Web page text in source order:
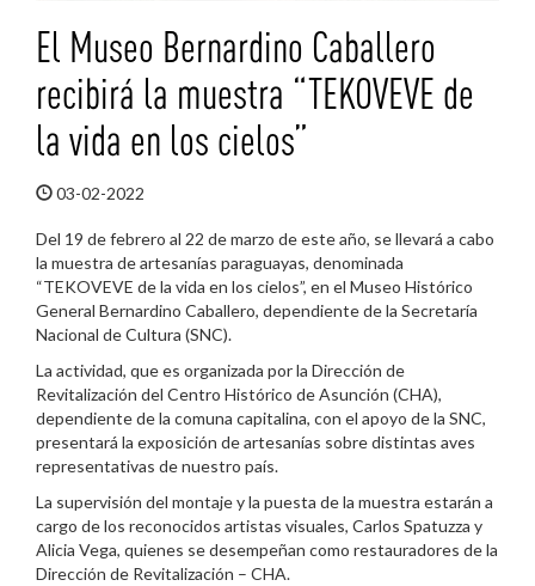
El Museo Bernardino Caballero
recibirá la muestra “TEKOVEVE de
la vida en los cielos”
03-02-2022
Del 19 de febrero al 22 de marzo de este año, se llevará a cabo
la muestra de artesanías paraguayas, denominada
“TEKOVEVE de la vida en los cielos”, en el Museo Histórico
General Bernardino Caballero, dependiente de la Secretaría
Nacional de Cultura (SNC).
La actividad, que es organizada por la Dirección de
Revitalización del Centro Histórico de Asunción (CHA),
dependiente de la comuna capitalina, con el apoyo de la SNC,
presentará la exposición de artesanías sobre distintas aves
representativas de nuestro país.
La supervisión del montaje y la puesta de la muestra estarán a
cargo de los reconocidos artistas visuales, Carlos Spatuzza y
Alicia Vega, quienes se desempeñan como restauradores de la
Dirección de Revitalización – CHA.